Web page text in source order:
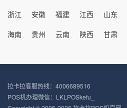
浙江
安徽 福建 江西 山东
海南
贵州 云南 陕西 甘肃
拉卡拉客服热线：4006689516
POS机办理微信：LKLPOSkefu_